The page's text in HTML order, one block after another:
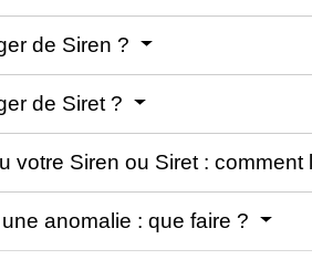
de Siren ?
de Siret ?
votre Siren ou Siret : comment
anomalie : que faire ?